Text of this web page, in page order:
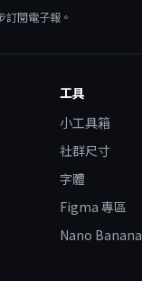
閱電子報。
工具
小工具箱
社群尺寸
字體
Figma 專區
Nano Banana